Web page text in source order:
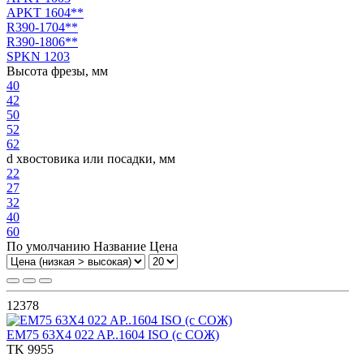
APKT 1604**
R390-1704**
R390-1806**
SPKN 1203
Высота фрезы, мм
40
42
50
52
62
d хвостовика или посадки, мм
22
27
32
40
60
По умолчанию Название Цена
12378
EM75 63X4 022 AP..1604 ISO (с СОЖ)
TK 9955